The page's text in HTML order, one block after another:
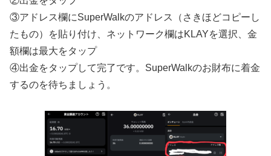
③アドレス欄にSuperWalkのアドレス（さきほどコピーし
たもの）を貼り付け、ネットワーク欄はKLAYを選択、金
額欄は最大をタップ
④出金をタップして完了です。SuperWalkのお財布に着金
するのを待ちましょう。